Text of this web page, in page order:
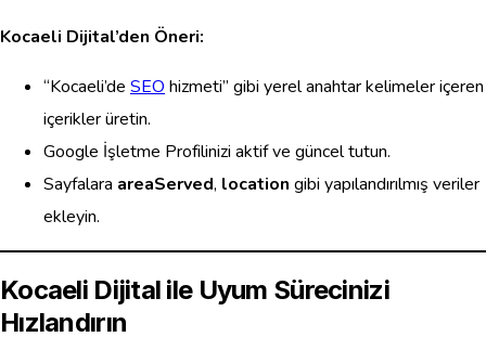
Kocaeli Dijital’den Öneri:
“Kocaeli’de SEO hizmeti” gibi yerel anahtar kelimeler içeren
içerikler üretin.
Google İşletme Profilinizi aktif ve güncel tutun.
Sayfalara areaServed, location gibi yapılandırılmış veriler
ekleyin.
Kocaeli Dijital ile Uyum Sürecinizi
Hızlandırın